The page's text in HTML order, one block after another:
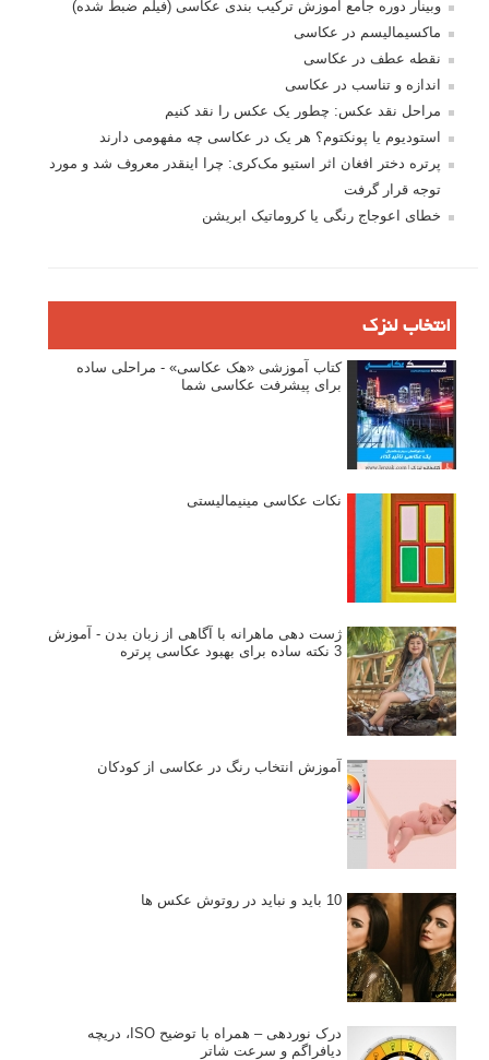
وبینار دوره جامع آموزش ترکیب بندی عکاسی (فیلم ضبط شده)
ماکسیمالیسم در عکاسی
نقطه عطف در عکاسی
اندازه و تناسب در عکاسی
مراحل نقد عکس: چطور یک عکس را نقد کنیم
استودیوم یا پونکتوم؟ هر یک در عکاسی چه مفهومی دارند
پرتره دختر افغان اثر استیو مک‌کری: چرا اینقدر معروف شد و مورد
توجه قرار گرفت
خطای اعوجاج رنگی یا کروماتیک ابریشن
انتخاب لنزک
کتاب آموزشی «هک عکاسی» - مراحلی ساده
برای پیشرفت عکاسی شما
نکات عکاسی مینیمالیستی
ژست دهی ماهرانه با آگاهی از زبان بدن - آموزش
3 نکته ساده برای بهبود عکاسی پرتره
آموزش انتخاب رنگ در عکاسی از کودکان
10 باید و نباید در روتوش عکس ها
درک نوردهی – همراه با توضیح ISO، دریچه
دیافراگم و سرعت شاتر